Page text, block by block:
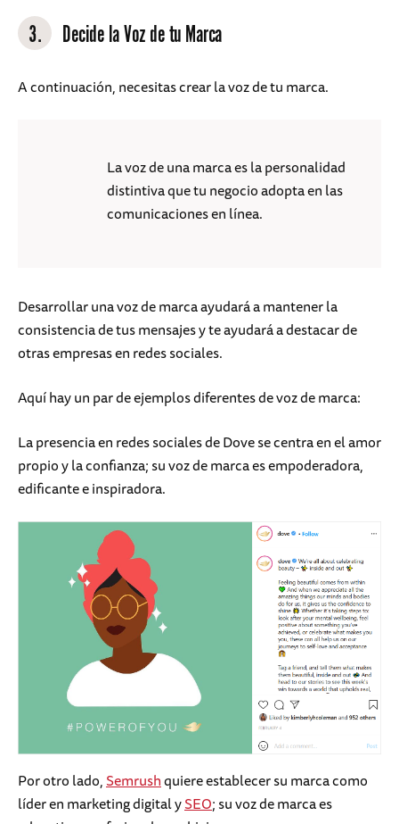
3. Decide la Voz de tu Marca
A continuación, necesitas crear la voz de tu marca.
La voz de una marca es la personalidad
distintiva que tu negocio adopta en las
comunicaciones en línea.
Desarrollar una voz de marca ayudará a mantener la
consistencia de tus mensajes y te ayudará a destacar de
otras empresas en redes sociales.
Aquí hay un par de ejemplos diferentes de voz de marca:
La presencia en redes sociales de Dove se centra en el amor
propio y la confianza; su voz de marca es empoderadora,
edificante e inspiradora.
Por otro lado,Semrushquiere establecer su marca como
líder en marketing digital ySEO; su voz de marca es